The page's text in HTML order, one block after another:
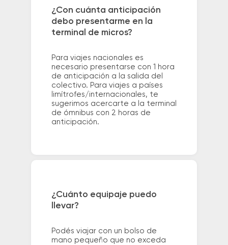
¿Con cuánta anticipación
debo presentarme en la
terminal de micros?
Para viajes nacionales es
necesario presentarse con 1 hora
de anticipación a la salida del
colectivo. Para viajes a países
limítrofes/internacionales, te
sugerimos acercarte a la terminal
de ómnibus con 2 horas de
anticipación.
¿Cuánto equipaje puedo
llevar?
Podés viajar con un bolso de
mano pequeño que no exceda